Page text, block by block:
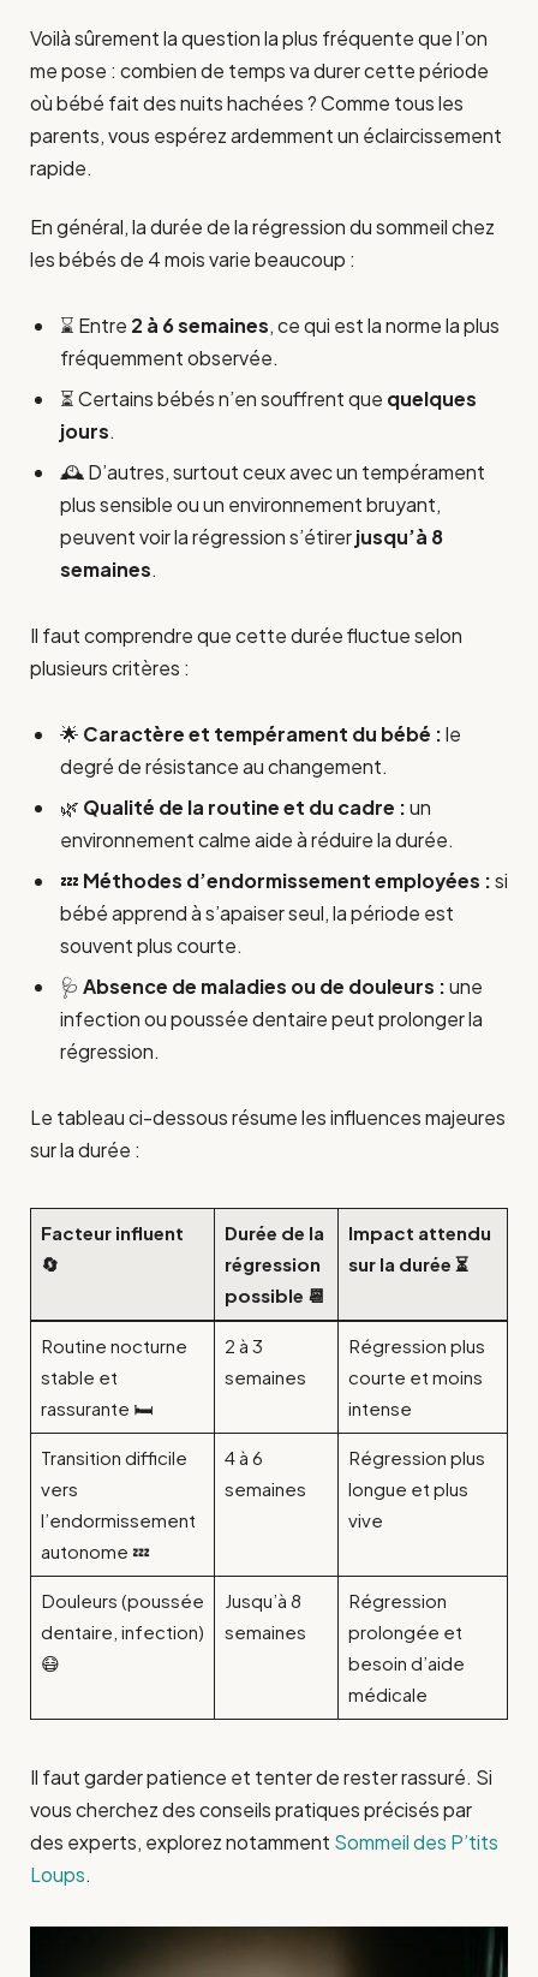
Voilà sûrement la question la plus fréquente que l’on
me pose : combien de temps va durer cette période
où bébé fait des nuits hachées ? Comme tous les
parents, vous espérez ardemment un éclaircissement
rapide.
En général, la durée de la régression du sommeil chez
les bébés de 4 mois varie beaucoup :
⌛ Entre 2 à 6 semaines, ce qui est la norme la plus
fréquemment observée.
⏳ Certains bébés n’en souffrent que quelques
jours.
🕰️ D’autres, surtout ceux avec un tempérament
plus sensible ou un environnement bruyant,
peuvent voir la régression s’étirerjusqu’à 8
semaines.
Il faut comprendre que cette durée fluctue selon
plusieurs critères :
🌟 Caractère et tempérament du bébé :le
degré de résistance au changement.
🌿 Qualité de la routine et du cadre :un
environnement calme aide à réduire la durée.
💤 Méthodes d’endormissement employées :si
bébé apprend à s’apaiser seul, la période est
souvent plus courte.
🩺 Absence de maladies ou de douleurs :une
infection ou poussée dentaire peut prolonger la
régression.
Le tableau ci-dessous résume les influences majeures
sur la durée :
Facteur influent
🔄
Durée de la
régression
possible 📆
Impact attendu
sur la durée ⏳
Routine nocturne
stable et
rassurante 🛏️
2 à 3
semaines
Régression plus
courte et moins
intense
Transition difficile
vers
l’endormissement
autonome 💤
4 à 6
semaines
Régression plus
longue et plus
vive
Douleurs (poussée
dentaire, infection)
😷
Jusqu’à 8
semaines
Régression
prolongée et
besoin d’aide
médicale
Il faut garder patience et tenter de rester rassuré. Si
vous cherchez des conseils pratiques précisés par
des experts, explorez notamment Sommeil des P’tits
Loups.